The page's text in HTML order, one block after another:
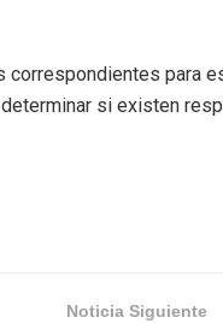
correspondientes para
si existen
Noticia Siguiente